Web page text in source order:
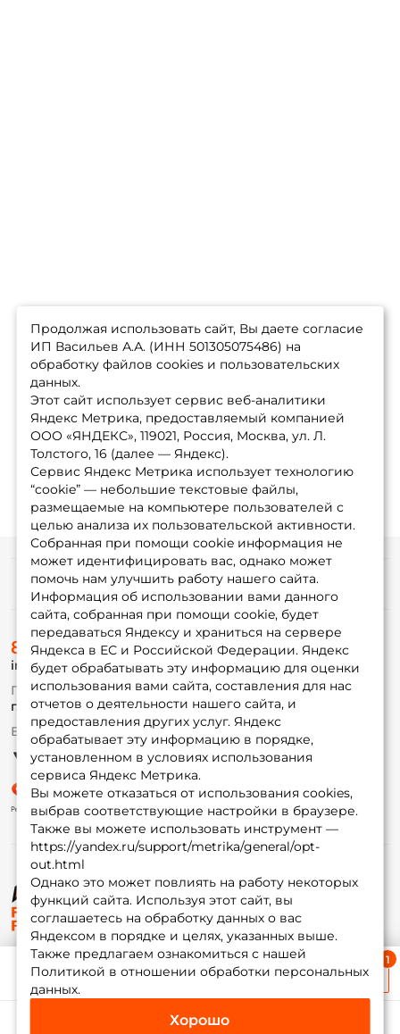
Ближайшая доставка
≈ 1 дн.
Продолжая использовать сайт, Вы даете согласие
ИП Васильев А.А. (ИНН 501305075486) на
обработку файлов cookies и пользовательских
данных.
Этот сайт использует сервис веб-аналитики
Яндекс Метрика, предоставляемый компанией
ООО «ЯНДЕКС», 119021, Россия, Москва, ул. Л.
Толстого, 16 (далее — Яндекс).
Сервис Яндекс Метрика использует технологию
“cookie” — небольшие текстовые файлы,
размещаемые на компьютере пользователей с
целью анализа их пользовательской активности.
Собранная при помощи cookie информация не
может идентифицировать вас, однако может
помочь нам улучшить работу нашего сайта.
Информация об использовании вами данного
сайта, собранная при помощи cookie, будет
передаваться Яндексу и храниться на сервере
Яндекса в ЕС и Российской Федерации. Яндекс
будет обрабатывать эту информацию для оценки
использования вами сайта, составления для нас
отчетов о деятельности нашего сайта, и
предоставления других услуг. Яндекс
обрабатывает эту информацию в порядке,
установленном в условиях использования
сервиса Яндекс Метрика.
Вы можете отказаться от использования cookies,
выбрав соответствующие настройки в браузере.
Также вы можете использовать инструмент —
https://yandex.ru/support/metrika/general/opt-
out.html
Однако это может повлиять на работу некоторых
функций сайта. Используя этот сайт, вы
соглашаетесь на обработку данных о вас
Яндексом в порядке и целях, указанных выше.
Также предлагаем ознакомиться с нашей
Политикой в отношении обработки персональных
данных.
Хорошо
© ФоксФишинг, 2009-2026
Информация
О магазине
Доставка
Оплата
Fox-bonus
Гуру
Партнерская программа
8 (495) 532-77-88
info@foxfishing.ru
По вопросам с заказом
г. Москва, ул. Плеханова д.7
Ежедневно 10:00 до 20:00